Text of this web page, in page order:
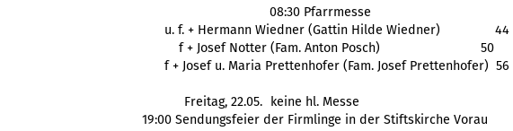
   08:30 Pfarrmesse
44
    f + Josef Notter (Fam. Anton Posch)
50
    f + Josef u. Maria Prettenhofer (Fam. Josef Prettenhofer)  56
Freitag, 22.05.
keine hl. Messe
19:00 Sendungsfeier der Firmlinge in der Stiftskirche Vorau